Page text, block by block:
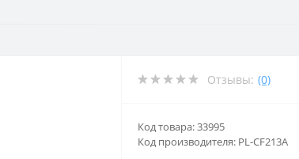
Отзывы: (0)
Код товара: 33995
Код производителя: PL-CF213A